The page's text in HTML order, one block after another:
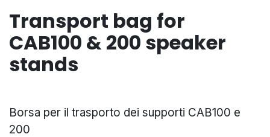
Transport bag for
CAB100 & 200 speaker
stands
Borsa per il trasporto dei supporti CAB100 e
200